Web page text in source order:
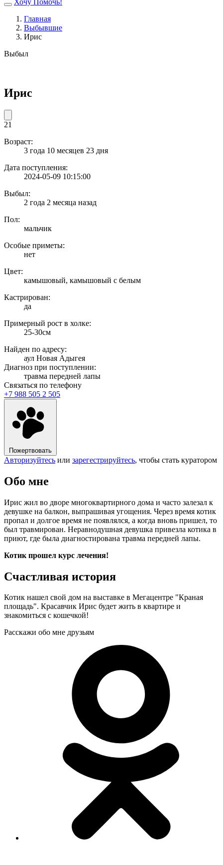
Хочу Помочь!
Главная
Выбывшие
Ирис
Выбыл
Ирис
21
Возраст:
3 года 10 месяцев 23 дня
Дата поступления:
2024-05-09 10:15:00
Выбыл:
2 года 2 месяца назад
Пол:
мальчик
Особые приметы:
нет
Цвет:
камышовый, камышовый с белым
Кастрирован:
да
Примерный рост в холке:
25-30см
Найден по адресу:
аул Новая Адыгея
Диагноз при поступлении:
травма передней лапы
Связаться по телефону
+7 988 505 2 505
Пожертвовать
Авторизуйтесь или зарегестрируйтесь, чтобы стать куратором
Обо мне
Ирис жил во дворе многоквартирного дома и часто залезал к
девушке на балкон, выпрашивая угощения. Через время котик
пропал и долгое время не появлялся, а когда вновь пришел, то
был травмирован. Неравнодушная девушка привезла котика в
приют, где была диагностирована травма передней лапы.
Котик прошел курс лечения!
Счастливая история
Котик нашел свой дом на выставке в Мегацентре "Краная
площадь". Красавчик Ирис будет жить в квартире и
знакомиться с кошечкой!
Расскажи обо мне друзьям